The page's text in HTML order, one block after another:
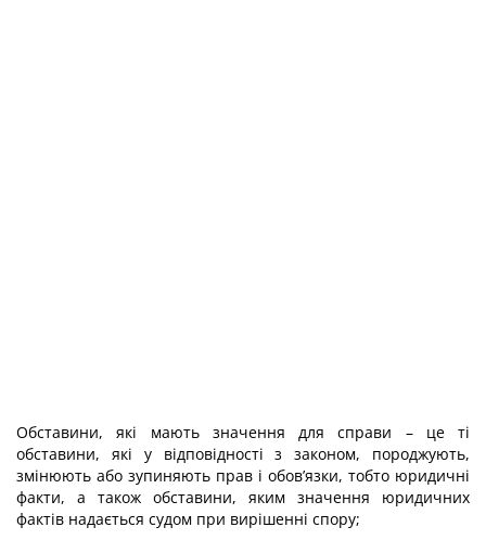
Обставини, які мають значення для справи – це ті
обставини, які у відповідності з законом, породжують,
змінюють або зупиняють прав і обов’язки, тобто юридичні
факти, а також обставини, яким значення юридичних
фактів надається судом при вирішенні спору;